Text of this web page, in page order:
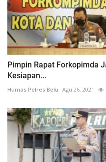
Pimpin Rapat Forkopimda
Kesiapan...
Humas Polres Belu Agu 26, 2021